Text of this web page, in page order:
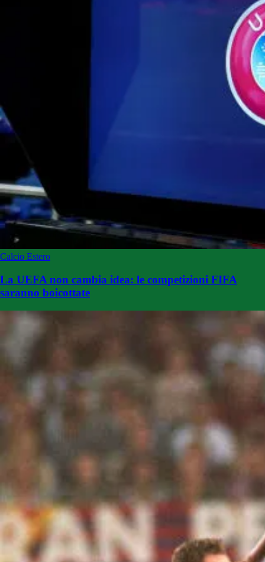
Calcio Estero
La UEFA non cambia idea: le competizioni FIFA
saranno boicottate